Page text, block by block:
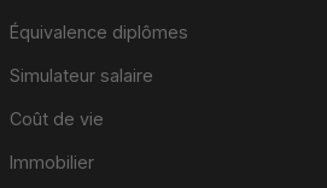
Équivalence diplômes
Simulateur salaire
Coût de vie
Immobilier